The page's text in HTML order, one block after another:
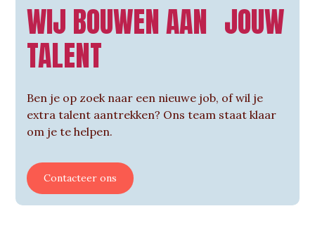
WIJ BOUWEN AAN JOUW
TALENT
Ben je op zoek naar een nieuwe job, of wil je
extra talent aantrekken? Ons team staat klaar
om je te helpen.
Contacteer ons